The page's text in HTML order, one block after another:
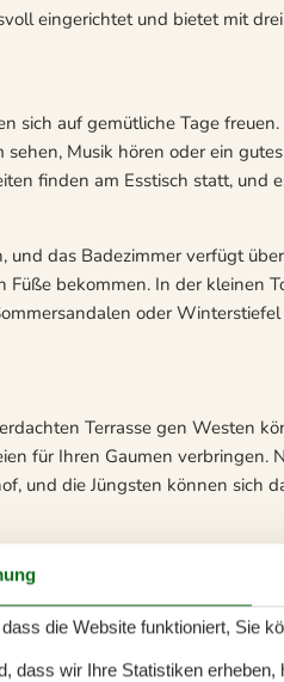
eingerichtet und bietet mit drei
sich auf gemütliche Tage freuen.
Musik hören oder ein
finden am Esstisch statt, und
und das Badezimmer verfügt
Füße bekommen. In der kleinen
oder Winterstiefel
Terrasse gen Westen
für Ihren Gaumen verbringen.
und die Jüngsten können sich
Ringkøbing Fjord und zur
an der Nordsee der Ort ist,
unternehmen können,
die Website funktioniert, Sie
dass wir Ihre Statistiken